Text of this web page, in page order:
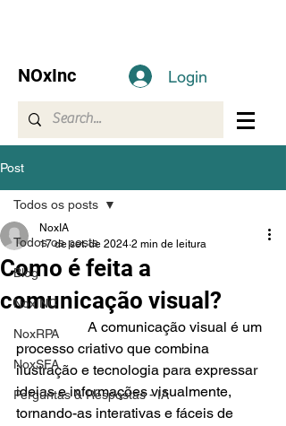
NOxInc Login
Post
Todos os posts
Blog
NoxINC
NoxRPA
NoxSFA
Perguntas & Respostas - IA
Todos os posts
Como é feita a
comunicação visual?
NoxIA
17 de set. de 2024 2 min de leitura
		A comunicação visual é um
processo criativo que combina
ilustração e tecnologia para expressar
ideias e informações visualmente,
tornando-as interativas e fáceis de